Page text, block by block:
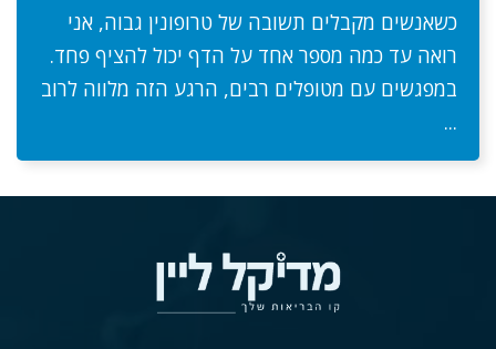
כשאנשים מקבלים תשובה של טרופונין גבוה, אני
רואה עד כמה מספר אחד על הדף יכול להציף פחד.
במפגשים עם מטופלים רבים, הרגע הזה מלווה לרוב
...